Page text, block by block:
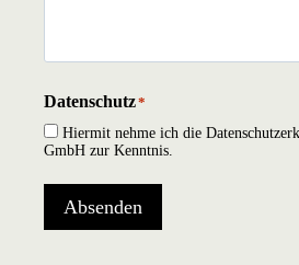
Datenschutz*
Hiermit nehme ich die
GmbH zur Kenntnis.
Absenden